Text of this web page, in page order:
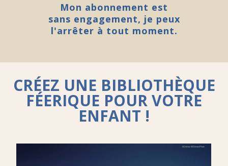
Mon abonnement est
sans engagement, je peux
l'arrêter à tout moment.
CRÉEZ UNE BIBLIOTHÈQUE
FÉERIQUE POUR VOTRE
ENFANT !